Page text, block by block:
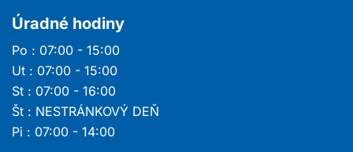
Úradné hodiny
Po : 07:00 - 15:00
Ut : 07:00 - 15:00
St : 07:00 - 16:00
Št : NESTRÁNKOVÝ DEŇ
Pi : 07:00 - 14:00